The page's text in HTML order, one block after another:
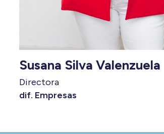
Susana Silva Valenzuela
Directora
dif. Empresas